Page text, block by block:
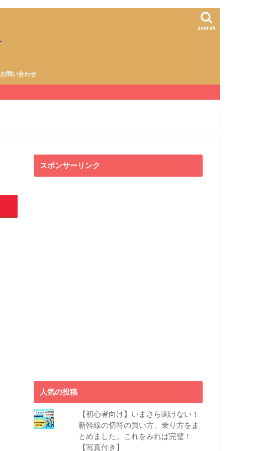
search
お問い合わせ
スポンサーリンク
人気の投稿
【初心者向け】いまさら聞けない！
新幹線の切符の買い方、乗り方をま
とめました。これをみれば完璧！
【写真付き】